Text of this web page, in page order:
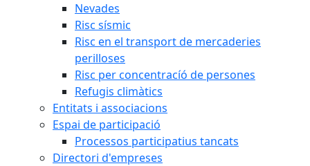
Nevades
Risc sísmic
Risc en el transport de mercaderies
perilloses
Risc per concentracíó de persones
Refugis climàtics
Entitats i associacions
Espai de participació
Processos participatius tancats
Directori d'empreses